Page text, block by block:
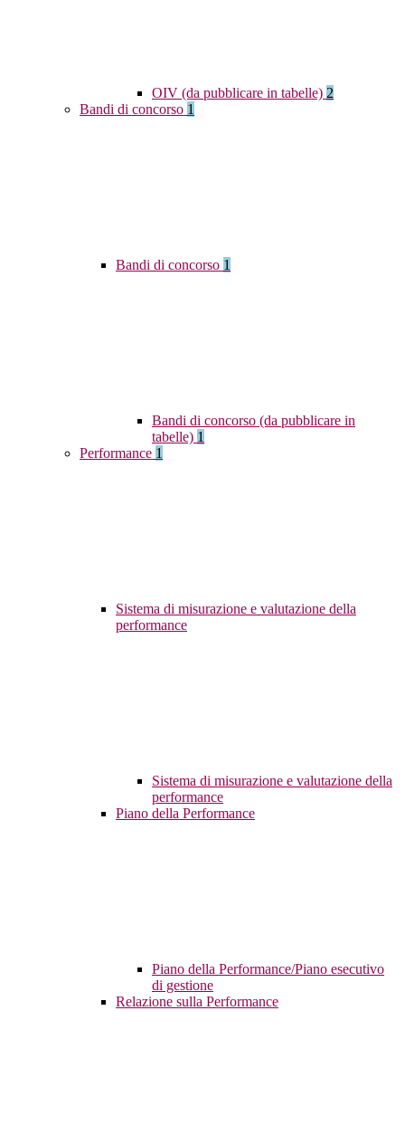
OIV (da pubblicare in tabelle) 2
Bandi di concorso 1
Bandi di concorso 1
Bandi di concorso (da pubblicare in
tabelle) 1
Performance 1
Sistema di misurazione e valutazione della
performance
Sistema di misurazione e valutazione della
performance
Piano della Performance
Piano della Performance/Piano esecutivo
di gestione
Relazione sulla Performance